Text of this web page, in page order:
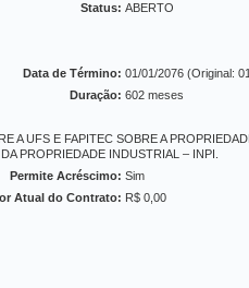
Status: ABERTO
Data de Término: 01/01/2076 (Original:
Duração: 602 meses
A UFS E FAPITEC SOBRE A
PROPRIEDADE INDUSTRIAL – INPI.
Permite Acréscimo: Sim
Atual do Contrato: R$ 0,00